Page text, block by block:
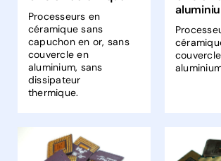
Processeurs en
céramique sans
capuchon en or, sans
couvercle en
aluminium, sans
dissipateur
thermique.